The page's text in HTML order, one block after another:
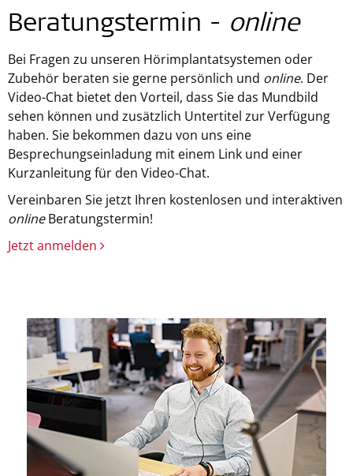
Beratungstermin - online
Bei Fragen zu unseren Hörimplantatsystemen oder
Zubehör beraten sie gerne persönlich und online. Der
Video-Chat bietet den Vorteil, dass Sie das Mundbild
sehen können und zusätzlich Untertitel zur Verfügung
haben. Sie bekommen dazu von uns eine
Besprechungseinladung mit einem Link und einer
Kurzanleitung für den Video-Chat.
Vereinbaren Sie jetzt Ihren kostenlosen und interaktiven
onlineBeratungstermin!
Jetzt anmelden